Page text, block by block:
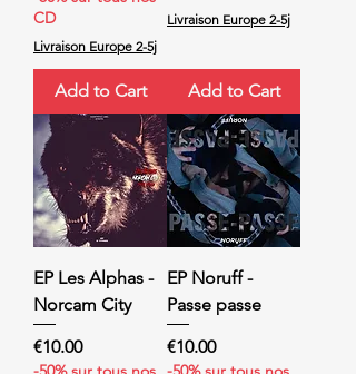
CD
Livraison Europe 2-5j
Add to Cart
Livraison Europe 2-5j
Add to Cart
EP Les Alphas -
Norcam City
Price
€10.00
EP Noruff -
Passe passe
Price
€10.00